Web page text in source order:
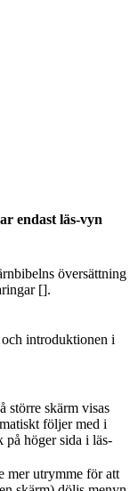
endast läs-vyn
översättning
[].
introduktionen i
större skärm visas
följer med i
på höger sida i läs-
mer utrymme för att